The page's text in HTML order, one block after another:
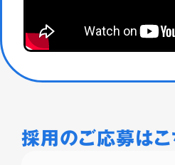
採用のご応募は